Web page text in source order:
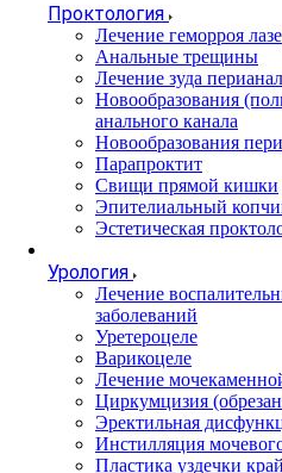
Проктология
Лечение геморроя
Анальные трещины
Лечение зуда
Новообразования
анального канала
Новообразования
Парапроктит
Свищи прямой кишки
Эпителиальный
Эстетическая
Урология
Лечение
заболеваний
Уретероцеле
Варикоцеле
Лечение
Циркумцизия
Эректильная
Инстилляция
Пластика уздечки